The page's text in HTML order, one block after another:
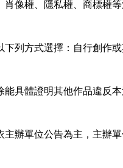
像權、隱私權、商標權
列方式選擇：自行創作或
具體證明其他作品違反
辦單位公告為主，主辦